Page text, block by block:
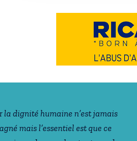
la dignité humaine n’est jamais
mais l’essentiel est que ce